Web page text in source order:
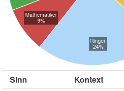
Ringer
24%
Mathematiker
9%
Sinn Kontext